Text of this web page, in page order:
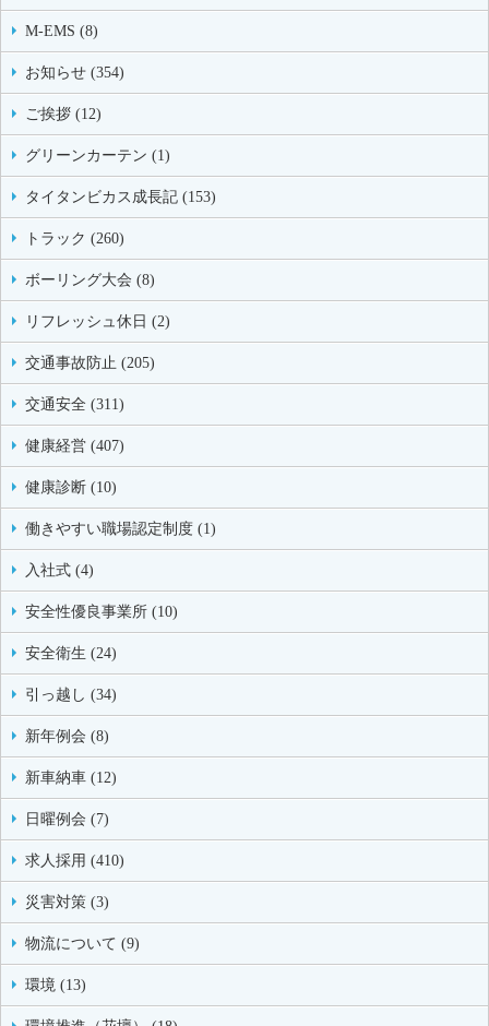
M-EMS (8)
お知らせ (354)
ご挨拶 (12)
グリーンカーテン (1)
タイタンビカス成長記 (153)
トラック (260)
ボーリング大会 (8)
リフレッシュ休日 (2)
交通事故防止 (205)
交通安全 (311)
健康経営 (407)
健康診断 (10)
働きやすい職場認定制度 (1)
入社式 (4)
安全性優良事業所 (10)
安全衛生 (24)
引っ越し (34)
新年例会 (8)
新車納車 (12)
日曜例会 (7)
求人採用 (410)
災害対策 (3)
物流について (9)
環境 (13)